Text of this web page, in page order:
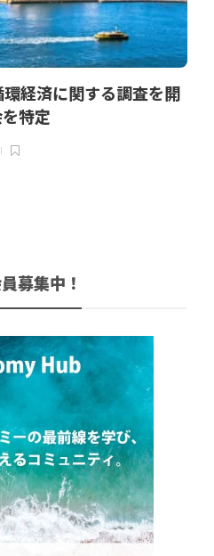
経済に関する調査を開
特定
募集中！